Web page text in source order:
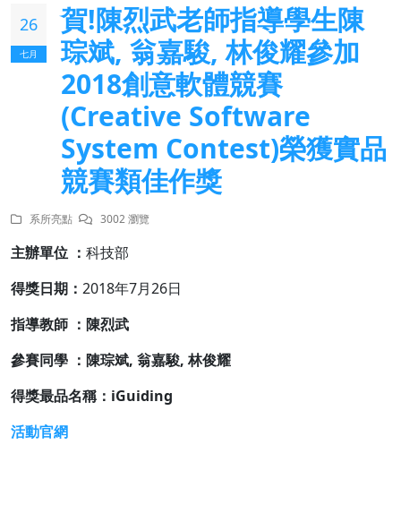
26
七月
賀!陳烈武老師指導學生陳
琮斌, 翁嘉駿, 林俊耀參加
2018創意軟體競賽
(Creative Software
System Contest)榮獲實品
競賽類佳作獎
系所亮點 3002 瀏覽
主辦單位 ： 科技部
得獎日期： 2018年7月26日
指導教師 ：陳烈武
參賽同學 ：陳琮斌, 翁嘉駿, 林俊耀
得獎最品名稱：iGuiding
活動官網